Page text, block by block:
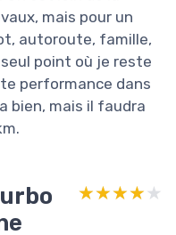
mais pour un
autoroute, famille,
point où je reste
performance dans
bien, mais il faudra
★★★★★
★★★★★